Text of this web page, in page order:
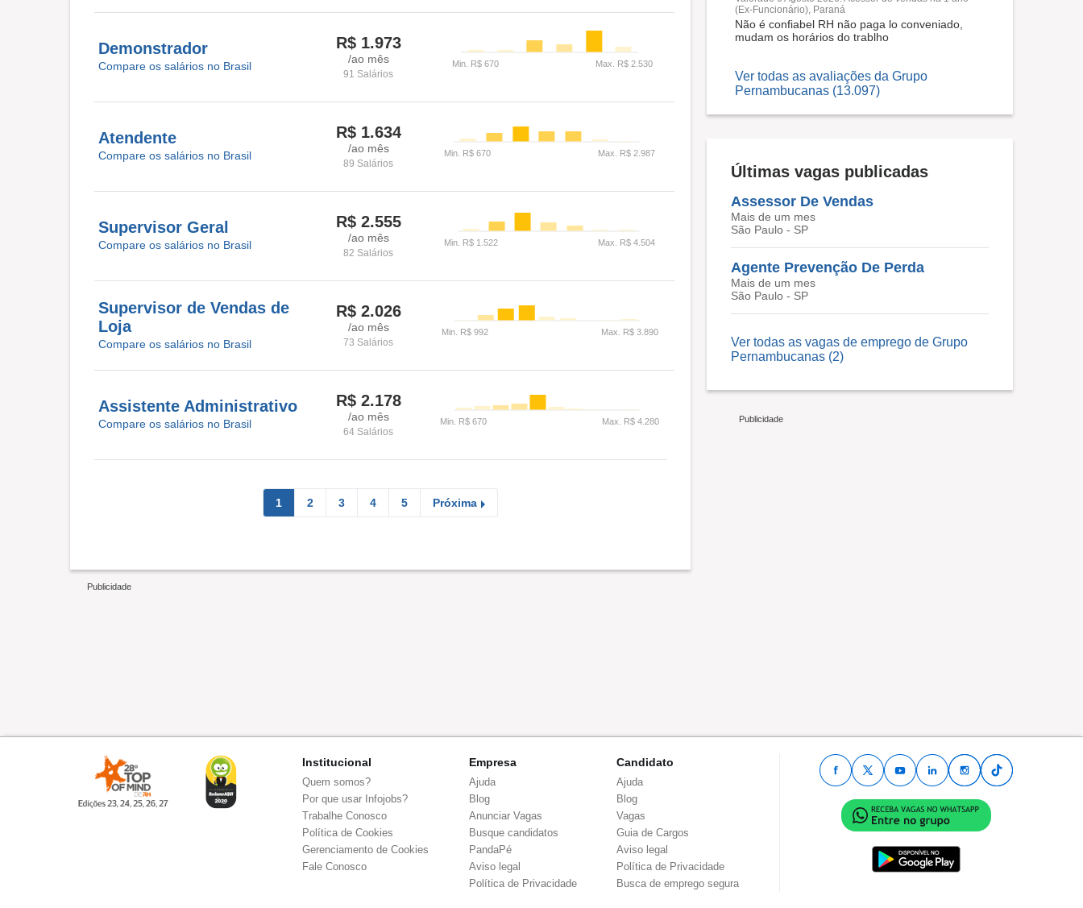
Demonstrador
Compare os salários no Brasil
R$ 1.973
/ao mês
91 Salários
Atendente
Compare os salários no Brasil
R$ 1.634
/ao mês
89 Salários
Supervisor Geral
Compare os salários no Brasil
R$ 2.555
/ao mês
82 Salários
Supervisor de Vendas de
Loja
Compare os salários no Brasil
R$ 2.026
/ao mês
73 Salários
Assistente Administrativo
Compare os salários no Brasil
R$ 2.178
/ao mês
64 Salários
1 2 3 4 5 Próxima
(Ex-Funcionário), Paraná
Não é confiabel RH não paga lo conveniado,
mudam os horários do trablho
Ver todas as avaliações da Grupo
Pernambucanas (13.097)
Últimas vagas publicadas
Assessor De Vendas
Mais de um mes
São Paulo - SP
Agente Prevenção De Perda
Mais de um mes
São Paulo - SP
Ver todas as vagas de emprego de Grupo
Pernambucanas (2)
Institucional
Quem somos?
Por que usar Infojobs?
Trabalhe Conosco
Política de Cookies
Gerenciamento de Cookies
Fale Conosco
Empresa
Ajuda
Blog
Anunciar Vagas
Busque candidatos
PandaPé
Aviso legal
Política de Privacidade
Candidato
Ajuda
Blog
Vagas
Guia de Cargos
Aviso legal
Política de Privacidade
Busca de emprego segura